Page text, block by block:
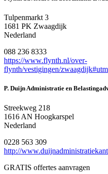
Tulpenmarkt 3
1681 PK Zwaagdijk
Nederland
088 236 8333
https://www.flynth.nl/over-
flynth/vestigingen/
P. Duijn Administratie en
Streekweg 218
1616 AN Hoogkarspel
Nederland
0228 563 309
http://
GRATIS offertes aanvragen